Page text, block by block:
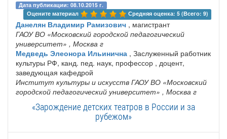
Дата публикации: 08.10.2015 г.
Оцените материал
Средняя оценка: 5 (Всего: 9)
Данелян Владимир Рамизович , магистрант
ГАОУ ВО «Московский городской педагогический
университет» , Москва г
Медведь Элеонора Ильинична , Заслуженный работник
культуры РФ, канд. пед. наук, профессор , доцент,
заведующая кафедрой
Институт культуры и искусств ГАОУ ВО «Московский
городской педагогический университет» , Москва г
«Зарождение детских театров в России и за
рубежом»